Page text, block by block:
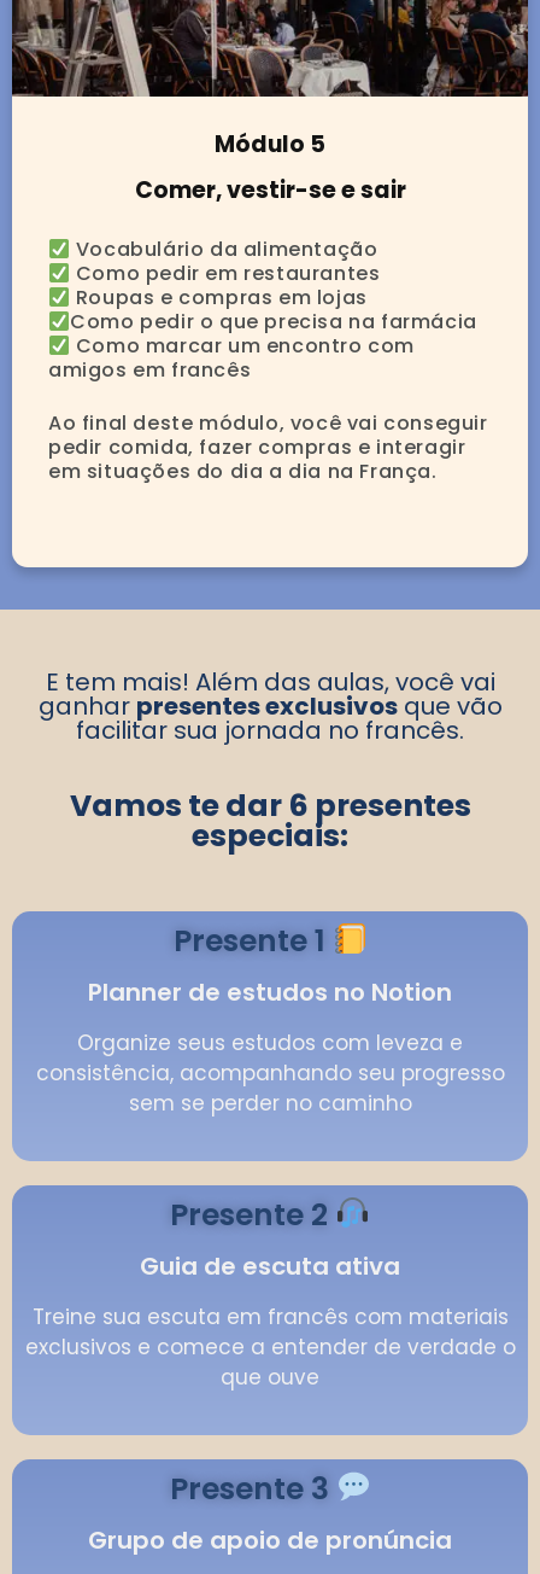
Módulo 5
Comer, vestir-se e sair
Vocabulário da alimentação
Como pedir em restaurantes
Roupas e compras em lojas
Como pedir o que precisa na farmácia
Como marcar um encontro com
amigos em francês
Ao final deste módulo, você vai conseguir
pedir comida, fazer compras e interagir
em situações do dia a dia na França.
E tem mais! Além das aulas, você vai
ganhar presentes exclusivosque vão
facilitar sua jornada no francês.
Vamos te dar 6 presentes
especiais:
Presente 1
Planner de estudos no Notion
Organize seus estudos com leveza e
consistência, acompanhando seu progresso
sem se perder no caminho
Presente 2
Guia de escuta ativa
Treine sua escuta em francês com materiais
exclusivos e comece a entender de verdade o
que ouve
Presente 3
Grupo de apoio de pronúncia